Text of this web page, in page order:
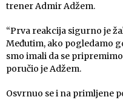
trener Admir Adžem.
“Prva reakcija sigurno je
Međutim, ako pogledamo
smo imali da se
poručio je Adžem.
Osvrnuo se i na primljene